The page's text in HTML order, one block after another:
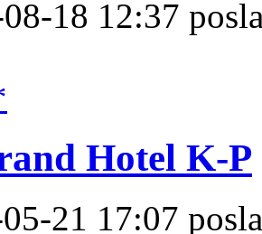
18 12:37
Hotel K-P
21 17:07